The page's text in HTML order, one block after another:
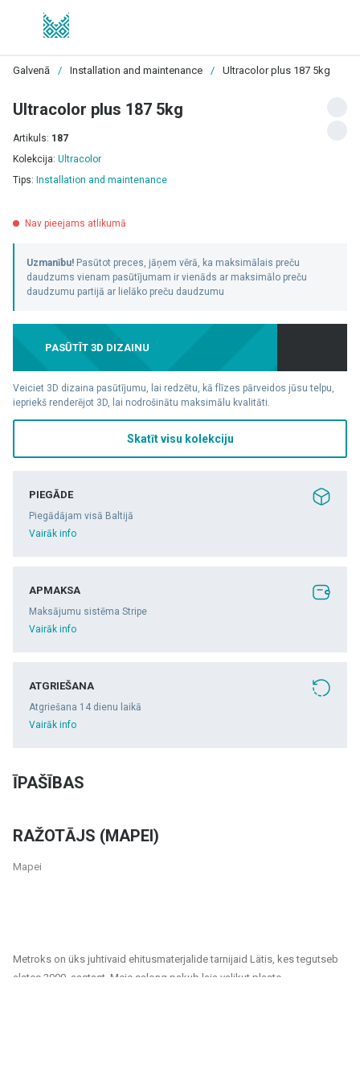
Galvenā / Installation and maintenance / Ultracolor plus 187 5kg
RAŽOTĀJS (MAPEI)
Mapei
Ultracolor plus 187 5kg
Artikuls: 187
Kolekcija: Ultracolor
Tips: Installation and maintenance
Nav pieejams atlikumā
Uzmanību! Pasūtot preces, jāņem vērā, ka maksimālais preču
daudzums vienam pasūtījumam ir vienāds ar maksimālo preču
daudzumu partijā ar lielāko preču daudzumu
PASŪTĪT 3D DIZAINU
Veiciet 3D dizaina pasūtījumu, lai redzētu, kā flīzes pārveidos jūsu telpu,
iepriekš renderējot 3D, lai nodrošinātu maksimālu kvalitāti.
Skatīt visu kolekciju
PIEGĀDE
Piegādājam visā Baltijā
Vairāk info
APMAKSA
Maksājumu sistēma Stripe
Vairāk info
ATGRIEŠANA
Atgriešana 14 dienu laikā
Vairāk info
ĪPAŠĪBAS
Metroks on üks juhtivaid ehitusmaterjalide tarnijaid Lätis, kes tegutseb
alates 2000. aastast. Meie salong pakub laia valikut plaate,